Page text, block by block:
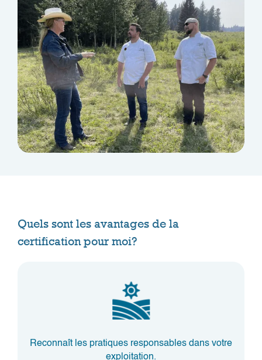
Quels sont les avantages de la
certification pour moi?
Reconnaît les pratiques responsables dans votre
exploitation.